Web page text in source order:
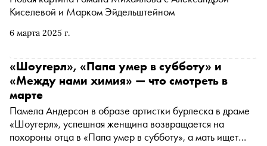
6 марта 2025 г.
Киселевой и Марком Эйдельштейном
«Шоугерл», «Папа умер в субботу» и
«Между нами химия» — что смотреть в
марте
Памела Андерсон в образе артистки бурлеска в драме
«Шоугерл», успешная женщина возвращается на
похороны отца в «Папа умер в субботу», а мать ищет